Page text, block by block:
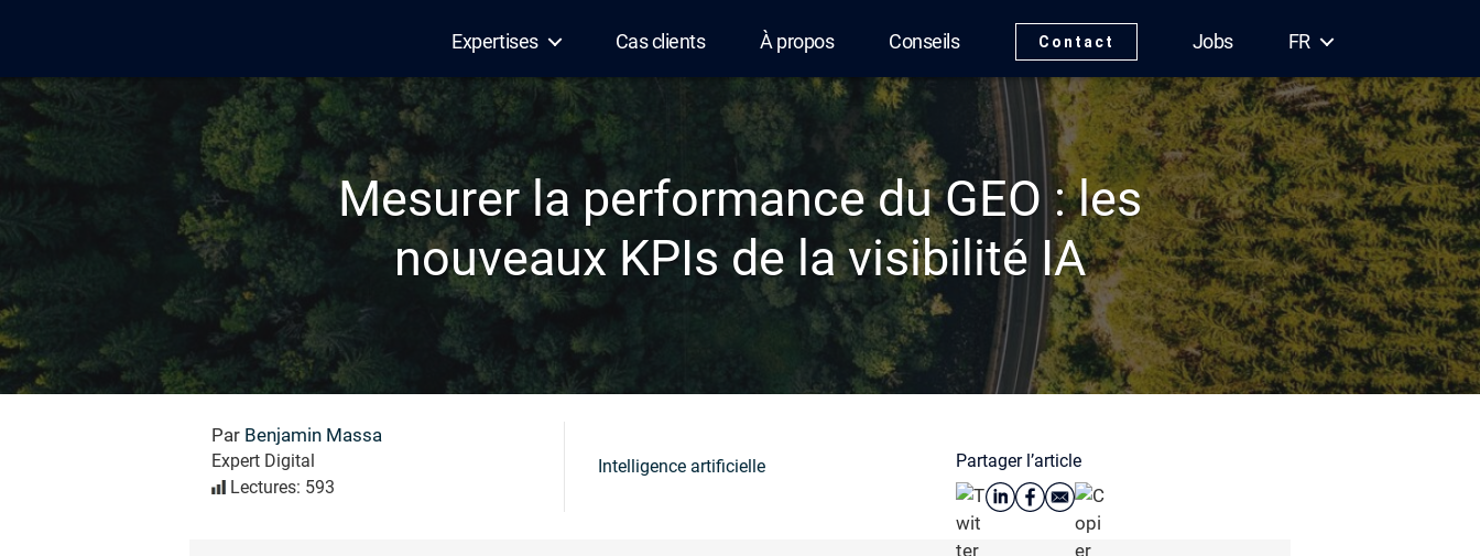
Expertises Cas clients À propos Conseils Contact Jobs FR
Mesurer la performance du GEO : les
nouveaux KPIs de la visibilité IA
Par Benjamin Massa
Expert Digital
Lectures: 593
Intelligence artificielle Partager l’article